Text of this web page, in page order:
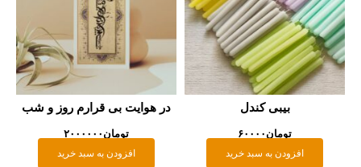
بیبی کندل
تومان۶۰۰۰۰
افزودن به سبد خرید
در هوایت بی قرارم روز و شب
تومان۲۰۰۰۰۰۰
افزودن به سبد خرید